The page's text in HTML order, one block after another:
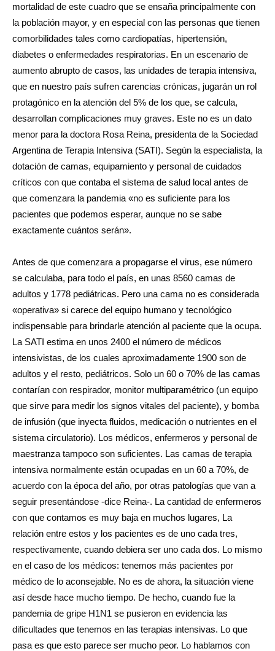
mortalidad de este cuadro que se ensaña principalmente con
la población mayor, y en especial con las personas que tienen
comorbilidades tales como cardiopatías, hipertensión,
diabetes o enfermedades respiratorias. En un escenario de
aumento abrupto de casos, las unidades de terapia intensiva,
que en nuestro país sufren carencias crónicas, jugarán un rol
protagónico en la atención del 5% de los que, se calcula,
desarrollan complicaciones muy graves. Este no es un dato
menor para la doctora Rosa Reina, presidenta de la Sociedad
Argentina de Terapia Intensiva (SATI). Según la especialista, la
dotación de camas, equipamiento y personal de cuidados
críticos con que contaba el sistema de salud local antes de
que comenzara la pandemia «no es suficiente para los
pacientes que podemos esperar, aunque no se sabe
exactamente cuántos serán».
Antes de que comenzara a propagarse el virus, ese número
se calculaba, para todo el país, en unas 8560 camas de
adultos y 1778 pediátricas. Pero una cama no es considerada
«operativa» si carece del equipo humano y tecnológico
indispensable para brindarle atención al paciente que la ocupa.
La SATI estima en unos 2400 el número de médicos
intensivistas, de los cuales aproximadamente 1900 son de
adultos y el resto, pediátricos. Solo un 60 o 70% de las camas
contarían con respirador, monitor multiparamétrico (un equipo
que sirve para medir los signos vitales del paciente), y bomba
de infusión (que inyecta fluidos, medicación o nutrientes en el
sistema circulatorio). Los médicos, enfermeros y personal de
maestranza tampoco son suficientes. Las camas de terapia
intensiva normalmente están ocupadas en un 60 a 70%, de
acuerdo con la época del año, por otras patologías que van a
seguir presentándose -dice Reina-. La cantidad de enfermeros
con que contamos es muy baja en muchos lugares, La
relación entre estos y los pacientes es de uno cada tres,
respectivamente, cuando debiera ser uno cada dos. Lo mismo
en el caso de los médicos: tenemos más pacientes por
médico de lo aconsejable. No es de ahora, la situación viene
así desde hace mucho tiempo. De hecho, cuando fue la
pandemia de gripe H1N1 se pusieron en evidencia las
dificultades que tenemos en las terapias intensivas. Lo que
pasa es que esto parece ser mucho peor. Lo hablamos con